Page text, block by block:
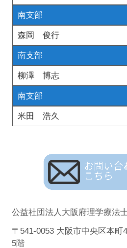
南支部
森岡 俊行
南支部
柳澤 博志
南支部
米田 浩久
公益社団法人大阪府理学療法
〒541-0053 大阪市中央区本町
5階